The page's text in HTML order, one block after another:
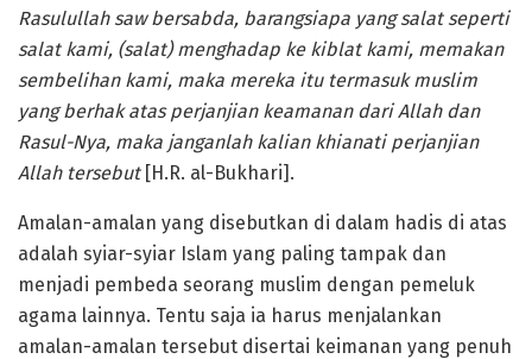
Rasulullah saw bersabda, barangsiapa yang salat seperti
salat kami, (salat) menghadap ke kiblat kami, memakan
sembelihan kami, maka mereka itu termasuk muslim
yang berhak atas perjanjian keamanan dari Allah dan
Rasul-Nya, maka janganlah kalian khianati perjanjian
Allah tersebut [H.R. al-Bukhari].
Amalan-amalan yang disebutkan di dalam hadis di atas
adalah syiar-syiar Islam yang paling tampak dan
menjadi pembeda seorang muslim dengan pemeluk
agama lainnya. Tentu saja ia harus menjalankan
amalan-amalan tersebut disertai keimanan yang penuh